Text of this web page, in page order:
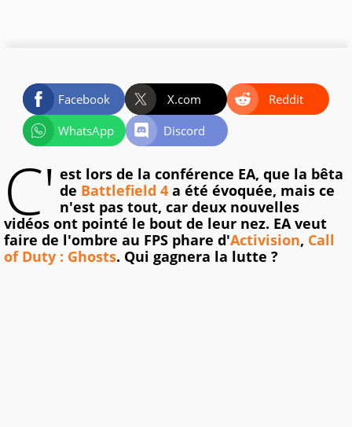
Facebook X.com
Reddit
WhatsApp
Discord
C' est lors de la conférence EA, que la bêta
de Battlefield 4 a été évoquée, mais ce
n'est pas tout, car deux nouvelles
vidéos ont pointé le bout de leur nez. EA veut
faire de l'ombre au FPS phare d'Activision, Call
of Duty : Ghosts. Qui gagnera la lutte ?